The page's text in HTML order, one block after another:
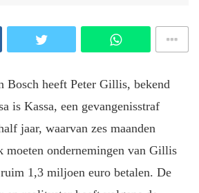
Bosch heeft Peter Gillis, bekend
is Kassa, een gevangenisstraf
jaar, waarvan zes maanden
ondernemingen van Gillis
1,3 miljoen euro betalen. De